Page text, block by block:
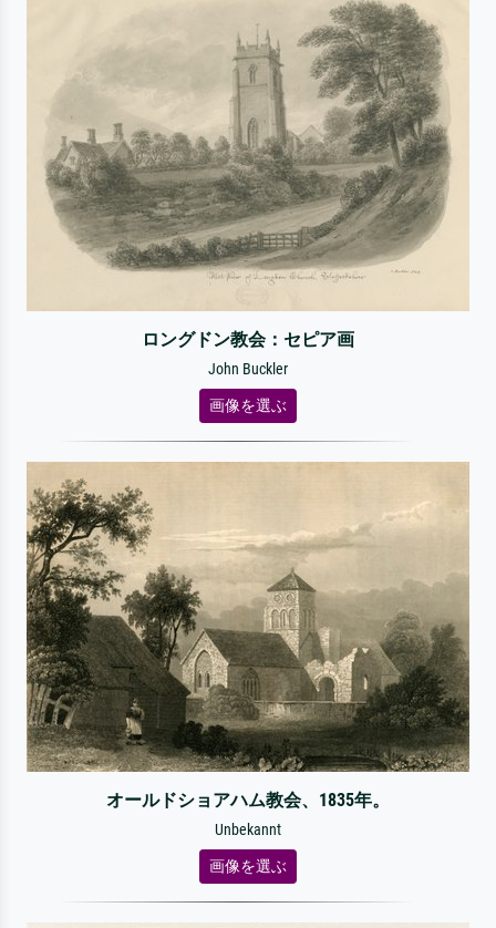
ロングドン教会：セピア画
John Buckler
画像を選ぶ
オールドショアハム教会、1835年。
Unbekannt
画像を選ぶ